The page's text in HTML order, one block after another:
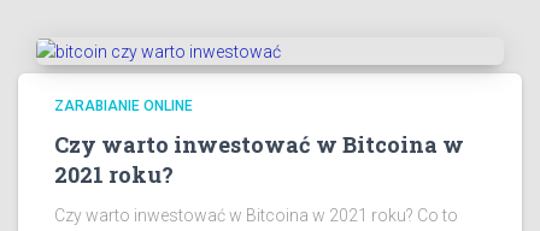
ZARABIANIE ONLINE
Czy warto inwestować w Bitcoina w
2021 roku?
Czy warto inwestować w Bitcoina w 2021 roku? Co to